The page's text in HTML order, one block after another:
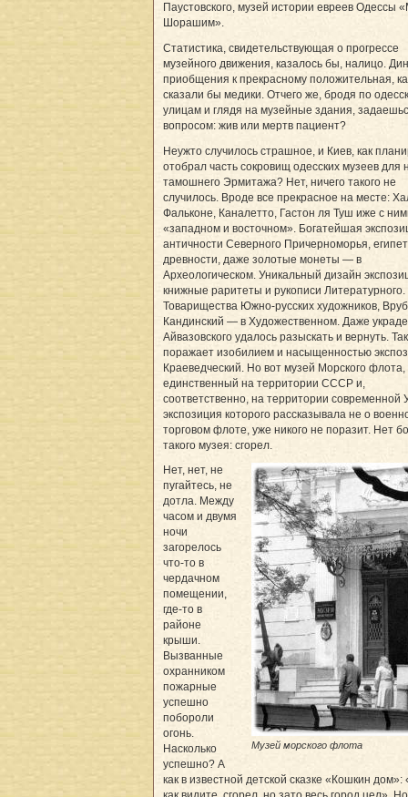
Паустовского, музей истории евреев Одессы
Шорашим».
Статистика, свидетельствующая о прогрессе
музейного движения, казалось бы, налицо.
приобщения к прекрасному положительная,
сказали бы медики. Отчего же, бродя по
улицам и глядя на музейные здания,
вопросом: жив или мертв пациент?
Неужто случилось страшное, и Киев, как
отобрал часть сокровищ одесских музеев для
тамошнего Эрмитажа? Нет, ничего такого не
случилось. Вроде все прекрасное на месте:
Фальконе, Каналетто, Гастон ля Туш иже с
«западном и восточном». Богатейшая
античности Северного Причерноморья,
древности, даже золотые монеты — в
Археологическом. Уникальный дизайн
книжные раритеты и рукописи
Товарищества Южно-русских художников,
Кандинский — в Художественном. Даже
Айвазовского удалось разыскать и вернуть.
поражает изобилием и насыщенностью
Краеведческий. Но вот музей Морского флота,
единственный на территории СССР и,
соответственно, на территории современной
экспозиция которого рассказывала не о
торговом флоте, уже никого не поразит. Нет
такого музея: сгорел.
Музей морского флота
Нет, нет, не
пугайтесь, не
дотла. Между
часом и двумя
ночи
загорелось
что-то в
чердачном
помещении,
где-то в
районе
крыши.
Вызванные
охранником
пожарные
успешно
побороли
огонь.
Насколько
успешно? А
как в известной детской сказке «Кошкин дом»: